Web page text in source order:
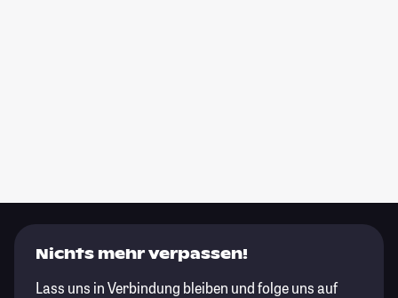
Nichts mehr verpassen!
Lass uns in Verbindung bleiben und folge uns auf